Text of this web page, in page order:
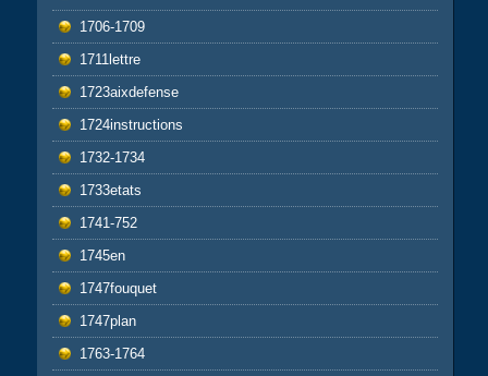
1706-1709
1711lettre
1723aixdefense
1724instructions
1732-1734
1733etats
1741-752
1745en
1747fouquet
1747plan
1763-1764